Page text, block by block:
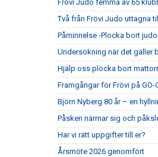
Frövi Judo femma av 65
Två från Frövi Judo uttagna
Påminnelse -Plocka bort
Undersökning när det gäller
Hjälp oss plocka bort
Framgångar för Frövi på GO-
Björn Nyberg 80 år – en
Påsken närmar sig och
Har vi rätt uppgifter till er?
Årsmöte 2026 genomfört